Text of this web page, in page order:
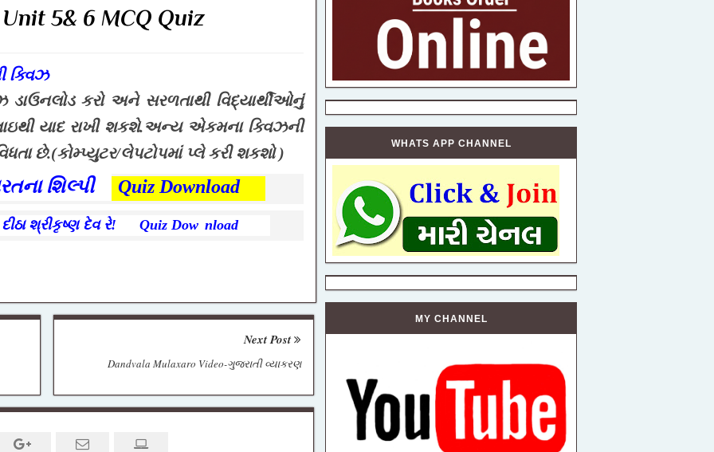
ભરતી
2025
કેન્દ્રીય
5& 6 MCQ Quiz
ક્વિઝ
ડાઉનલોડ કરો અને સરળતાથી વિદ્યાર્થીઓનું
યાદ રાખી શકશે.અન્ય એકમના ક્વિઝની
છે.(કોમ્પ્યુટર/લેપટોપમાં પ્લે કરી શકશો )
શિલ્પી
Quiz Download
દીઠા શ્રીકૃષ્ણ દેવ રે! Quiz Dow nload
Next Post
Dandvala Mulaxaro Video-ગુજરાતી વ્યાકરણ
WHATS APP CHANNEL
MY CHANNEL